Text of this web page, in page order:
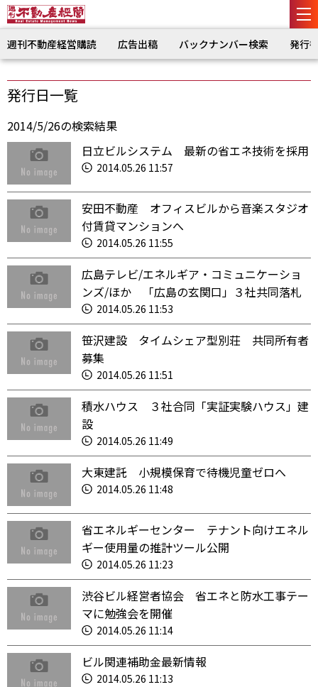
週刊不動産経営購読 広告出稿 バックナンバー検索 発行
発行日一覧
2014/5/26の検索結果
日立ビルシステム 最新の省エネ技術を採用
2014.05.26 11:57
安田不動産 オフィスビルから音楽スタジオ
付賃貸マンションへ
2014.05.26 11:55
広島テレビ/エネルギア・コミュニケーショ
ンズ/ほか 「広島の玄関口」３社共同落札
2014.05.26 11:53
笹沢建設 タイムシェア型別荘 共同所有者
募集
2014.05.26 11:51
積水ハウス ３社合同「実証実験ハウス」建
設
2014.05.26 11:49
大東建託 小規模保育で待機児童ゼロへ
2014.05.26 11:48
省エネルギーセンター テナント向けエネル
ギー使用量の推計ツール公開
2014.05.26 11:23
渋谷ビル経営者協会 省エネと防水工事テー
マに勉強会を開催
2014.05.26 11:14
ビル関連補助金最新情報
2014.05.26 11:13